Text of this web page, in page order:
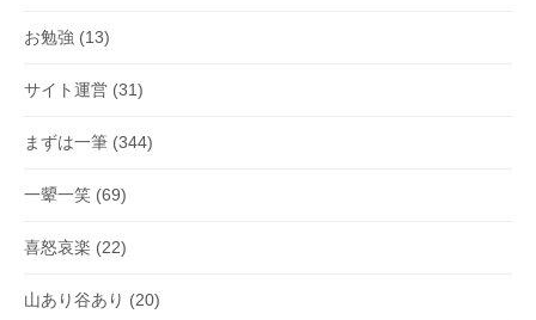
お勉強 (13)
サイト運営 (31)
まずは一筆 (344)
一顰一笑 (69)
喜怒哀楽 (22)
山あり谷あり (20)